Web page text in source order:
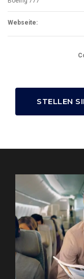
Webseite:
STELLEN